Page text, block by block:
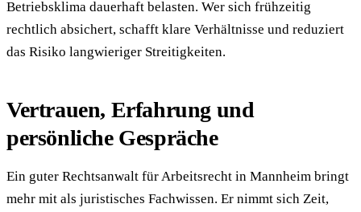
Betriebsklima dauerhaft belasten. Wer sich frühzeitig
rechtlich absichert, schafft klare Verhältnisse und reduziert
das Risiko langwieriger Streitigkeiten.
Vertrauen, Erfahrung und
persönliche Gespräche
Ein guter Rechtsanwalt für Arbeitsrecht in Mannheim bringt
mehr mit als juristisches Fachwissen. Er nimmt sich Zeit,